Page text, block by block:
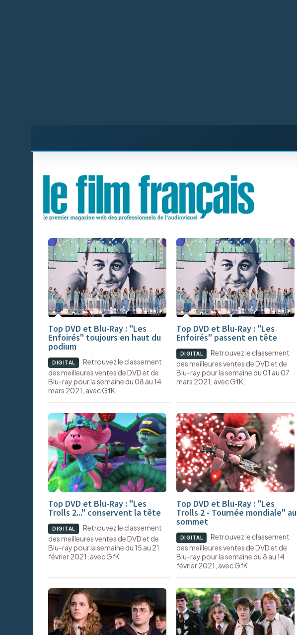
Top DVD et Blu-Ray : "Les
Enfoirés" toujours en haut du
podium
DIGITAL
Retrouvez le classement
des meilleures ventes de DVD et de
Blu-ray pour la semaine du 08 au 14
mars 2021, avec GfK.
Top DVD et Blu-Ray : "Les
Enfoirés" passent en tête
DIGITAL
Retrouvez le classement
des meilleures ventes de DVD et de
Blu-ray pour la semaine du 01 au 07
mars 2021, avec GfK.
Top DVD et Blu-Ray : "Les
Trolls 2..." conservent la tête
DIGITAL
Retrouvez le classement
des meilleures ventes de DVD et de
Blu-ray pour la semaine du 15 au 21
février 2021, avec GfK.
Top DVD et Blu-Ray : "Les
Trolls 2 - Tournée mondiale" au
sommet
DIGITAL
Retrouvez le classement
des meilleures ventes de DVD et de
Blu-ray pour la semaine du 8 au 14
février 2021, avec GfK.